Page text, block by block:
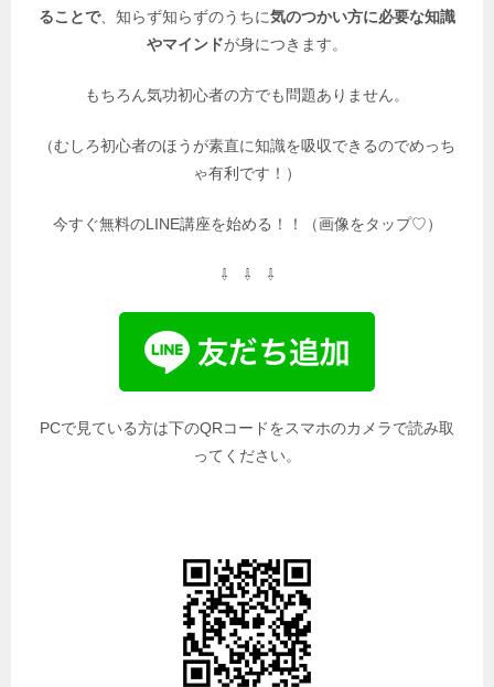
ることで、知らず知らずのうちに気のつかい方に必要な知識
やマインドが身につきます。
もちろん気功初心者の方でも問題ありません。
（むしろ初心者のほうが素直に知識を吸収できるのでめっち
ゃ有利です！）
今すぐ無料のLINE講座を始める！！（画像をタップ♡）
⇩ ⇩ ⇩
PCで見ている方は下のQRコードをスマホのカメラで読み取
ってください。